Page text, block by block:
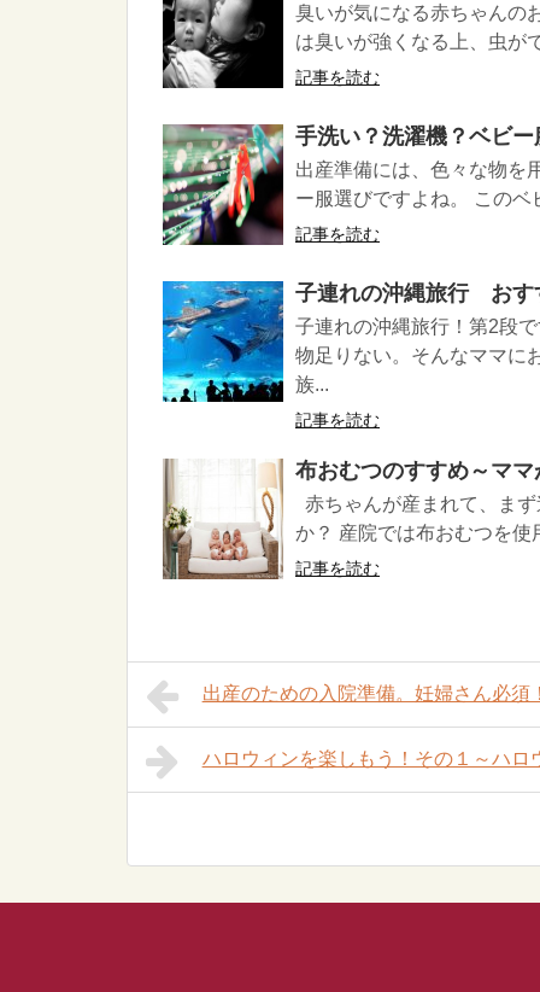
臭いが気になる赤ちゃんの
は臭いが強くなる上、虫が
記事を読む
手洗い？洗濯機？ベビ
出産準備には、色々な物を
ー服選びですよね。 この
記事を読む
子連れの沖縄旅行 おす
子連れの沖縄旅行！第2段
物足りない。そんなママに
族...
記事を読む
布おむつのすすめ～マ
赤ちゃんが産まれて、ま
か？ 産院では布おむつを
記事を読む
出産のための入院準備。妊婦さん必
ハロウィンを楽しもう！その１～ハロ